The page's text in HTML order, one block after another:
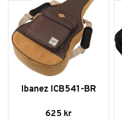
Ibanez ICB541-BR
625 kr